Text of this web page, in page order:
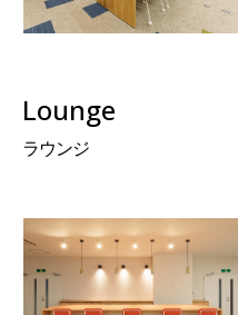
Lounge
ラウンジ